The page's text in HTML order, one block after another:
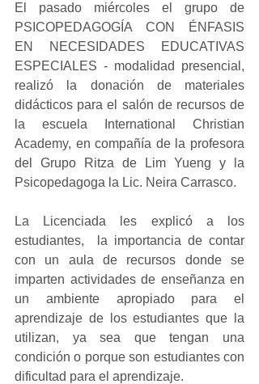
El pasado miércoles el grupo de
PSICOPEDAGOGÍA CON ÉNFASIS
EN NECESIDADES EDUCATIVAS
ESPECIALES - modalidad presencial,
realizó la donación de materiales
didácticos para el salón de recursos de
la escuela International Christian
Academy, en compañía de la profesora
del Grupo Ritza de Lim Yueng y la
Psicopedagoga la Lic. Neira Carrasco.
La Licenciada les explicó a los
estudiantes,  la importancia de contar
con un aula de recursos donde se
imparten actividades de enseñanza en
un ambiente apropiado para el
aprendizaje de los estudiantes que la
utilizan, ya sea que tengan una
condición o porque son estudiantes con
dificultad para el aprendizaje.